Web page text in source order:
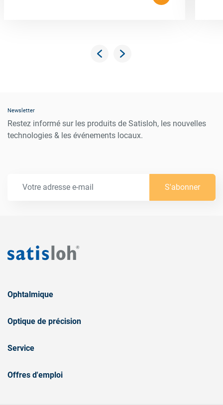
Newsletter
Restez informé sur les produits de Satisloh, les nouvelles
technologies & les événements locaux.
S'abonner
Ophtalmique
Optique de précision
Service
Offres d'emploi